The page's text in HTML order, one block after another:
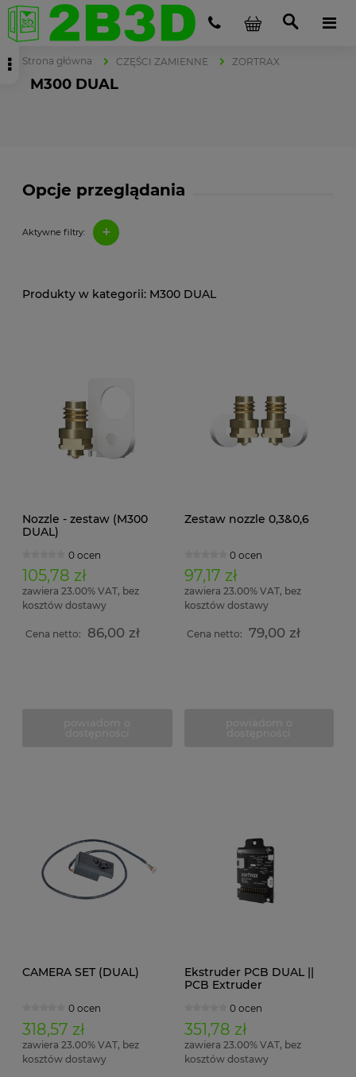
Strona główna CZĘŚCI ZAMIENNE ZORTRAX
M300 DUAL
Opcje przeglądania
Aktywne filtry: +
M300 DUAL
Nozzle - zestaw (M300
DUAL)
0 ocen
105,78 zł
zawiera 23.00% VAT, bez
kosztów dostawy
Cena netto: 86,00 zł
Zestaw nozzle 0,3&0,6
0 ocen
97,17 zł
zawiera 23.00% VAT, bez
kosztów dostawy
Cena netto: 79,00 zł
CAMERA SET (DUAL)
0 ocen
318,57 zł
zawiera 23.00% VAT, bez
kosztów dostawy
Ekstruder PCB DUAL ||
PCB Extruder
0 ocen
351,78 zł
zawiera 23.00% VAT, bez
kosztów dostawy